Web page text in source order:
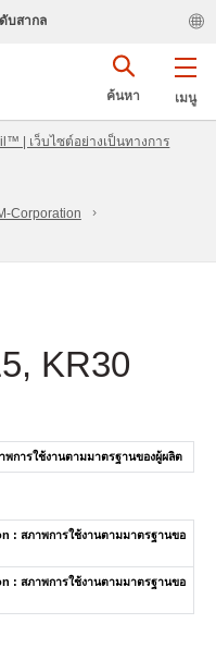
บสากล
เมนู
ค้นหา
| เว็บไซต์อย่างเป็นทางการ
Corporation
KR30
การใช้งานตามมาตรฐานของผู้ผลิต
: สภาพการใช้งานตามมาตรฐานขอ
: สภาพการใช้งานตามมาตรฐานขอ